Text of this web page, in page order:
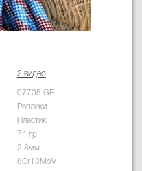
2 видео
07705 GR
Реплики
Пластик
74 гр
2.8мм
8Cr13MoV